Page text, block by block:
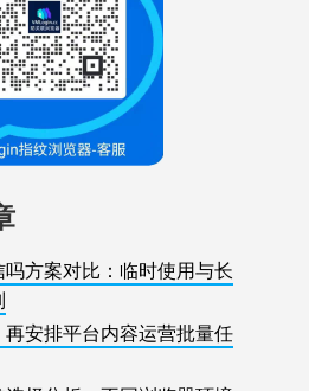
方案对比：临时使用与长
安排平台内容运营批量任